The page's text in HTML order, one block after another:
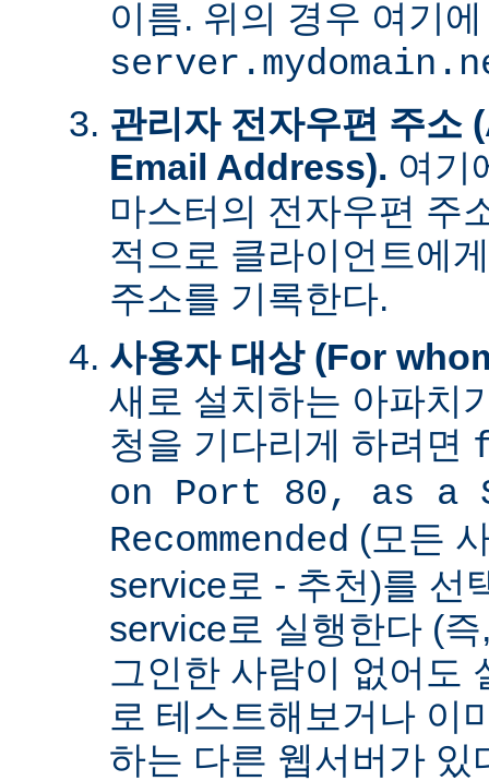
이름. 위의 경우 여기에
관리자 전자우편 주
Email Address). 여기
마스터의 전자우편 주
적으로 클라이언트에
주소를 기록한다.
사용자 대상 (For
새로 설치하는 아파치
청을 기다리게 하려면
on Port 80, as a
Recommended (모든
service로 - 추천)를 선
service로 실행한다 (
그인한 사람이 없어도
로 테스트해보거나 이
하는 다른 웹서버가